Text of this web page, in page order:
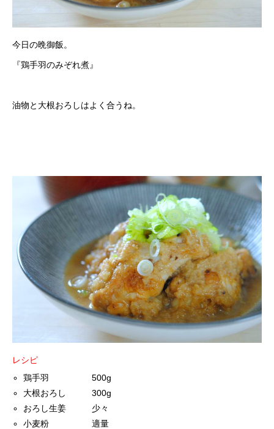
今日の晩御飯。
『鶏手羽のみぞれ煮』
油物と大根おろしはよく合うね。
レシピ
鶏手羽 500g
大根おろし 300g
おろし生姜 少々
小麦粉 適量